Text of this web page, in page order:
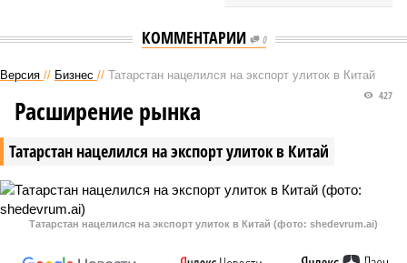
КОММЕНТАРИИ 0
Версия // Бизнес // Татарстан нацелился на экспорт улиток в Китай
Татарстан нацелился на экспорт улиток в Китай
427
Расширение рынка
Татарстан нацелился на экспорт улиток в Китай (фото: shedevrum.ai)